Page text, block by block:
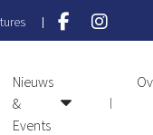
Nieuws
&
Events